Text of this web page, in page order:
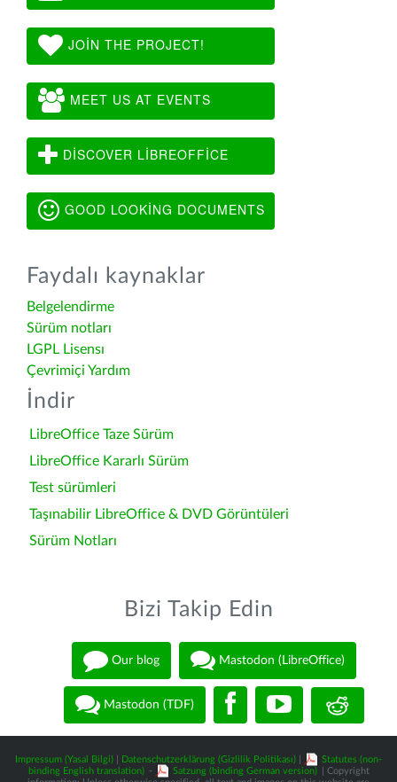
JOIN THE PROJECT!
MEET US AT EVENTS
DISCOVER LIBREOFFICE
GOOD LOOKING DOCUMENTS
Faydalı kaynaklar
Belgelendirme
Sürüm notları
LGPL Lisensı
Çevrimiçi Yardım
İndir
LibreOffice Taze Sürüm
LibreOffice Kararlı Sürüm
Test sürümleri
Taşınabilir LibreOffice & DVD Görüntüleri
Sürüm Notları
Bizi Takip Edin
Our blog Mastodon (LibreOffice)
Mastodon (TDF)
Impressum (Yasal Bilgi) Datenschutzerklärung (Gizlilik Politikası)
Statutes (non-
binding English translation) - Satzung (binding German version)
| Copyright